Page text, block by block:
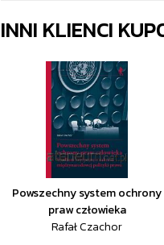
INNI KLIENCI
Powszechny system ochrony
praw człowieka
Rafał Czachor